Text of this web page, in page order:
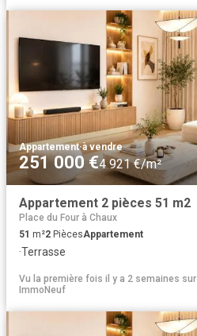
Appartement·à vendre
251 000 €4 921 €/m²
Appartement 2 pièces 51 m2
Place du Four à Chaux
51 m²2 PiècesAppartement
·Terrasse
Vu la première fois il y a 2 semaines sur
ImmoNeuf